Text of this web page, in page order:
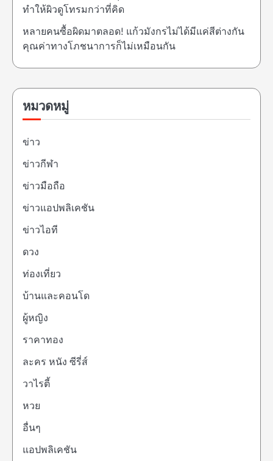
ทำให้ผิวดูโทรมกว่าที่คิด
หลายคนซื้อผิดมาตลอด! แก้วมังกรไม่ได้มีแค่สีต่างกัน
คุณค่าทางโภชนาการก็ไม่เหมือนกัน
หมวดหมู่
ข่าว
ข่าวกีฬา
ข่าวมือถือ
ข่าวแอปพลิเคชัน
ข่าวไอที
ดวง
ท่องเที่ยว
บ้านและคอนโด
ผู้หญิง
ราคาทอง
ละคร หนัง ซีรี่ส์
วาไรตี้
หวย
อื่นๆ
แอปพลิเคชัน